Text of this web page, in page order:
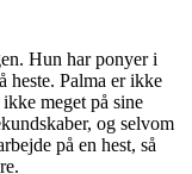
Hun har ponyer i
heste. Palma er ikke
meget på sine
og selvom
på en hest, så